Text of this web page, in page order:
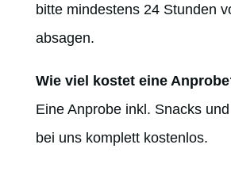
bitte mindestens 24 Stunden
absagen.
Wie viel kostet eine
Eine Anprobe inkl. Snacks
bei uns komplett kostenlos.